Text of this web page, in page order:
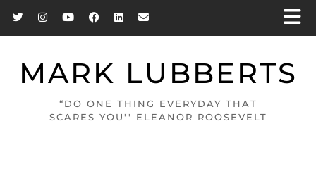
MARK LUBBERTS
“DO ONE THING EVERYDAY THAT
SCARES YOU'' ELEANOR ROOSEVELT